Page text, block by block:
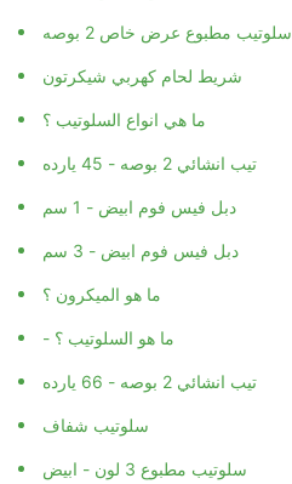
سلوتيب مطبوع عرض خاص 2 بوصه
شريط لحام كهربي شيكرتون
ما هي انواع السلوتيب ؟
تيب انشائي 2 بوصه - 45 يارده
دبل فيس فوم ابيض - 1 سم
دبل فيس فوم ابيض - 3 سم
ما هو الميكرون ؟
- ما هو السلوتيب ؟
تيب انشائي 2 بوصه - 66 يارده
سلوتيب شفاف
سلوتيب مطبوع 3 لون - ابيض